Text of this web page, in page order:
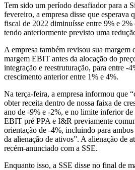
Tem sido um período desafiador para a
fevereiro, a empresa disse que esperava
fiscal de 2022 diminuísse entre 9% e 2%
tendo anteriormente previsto uma
A empresa também revisou sua margem
margem EBIT antes da alocação do
integração e reestruturação, para entre -
crescimento anterior entre 1% e 4%.
Na terça-feira, a empresa informou que
obter receita dentro de nossa faixa de
ano de -9% e -2%, e no limite inferior de
EBIT pré PPA e I&R previamente
orientação de -4%, incluindo para
da alienação de ativos”. A alienação de
recém-anunciado com a SSE.
Enquanto isso, a SSE disse no final de